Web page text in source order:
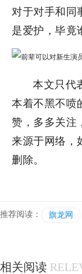
对于对手和同
是爱护，毕竟
本文只代
本着不黑不喷
赞，多多关注
来源于网络，
删除。
推荐阅读： 旗龙网
相关阅读